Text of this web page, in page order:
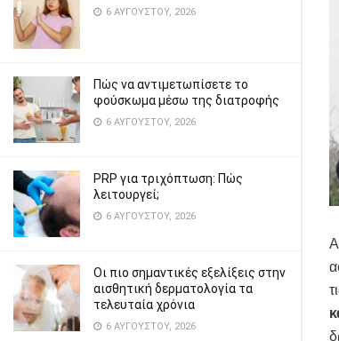
6 ΑΥΓΟΎΣΤΟΥ, 2026
Πώς να αντιμετωπίσετε το
φούσκωμα μέσω της διατροφής
6 ΑΥΓΟΎΣΤΟΥ, 2026
PRP για τριχόπτωση: Πώς
λειτουργεί;
6 ΑΥΓΟΎΣΤΟΥ, 2026
Οι πιο σημαντικές εξελίξεις στην
αισθητική δερματολογία τα
τελευταία χρόνια
6 ΑΥΓΟΎΣΤΟΥ, 2026